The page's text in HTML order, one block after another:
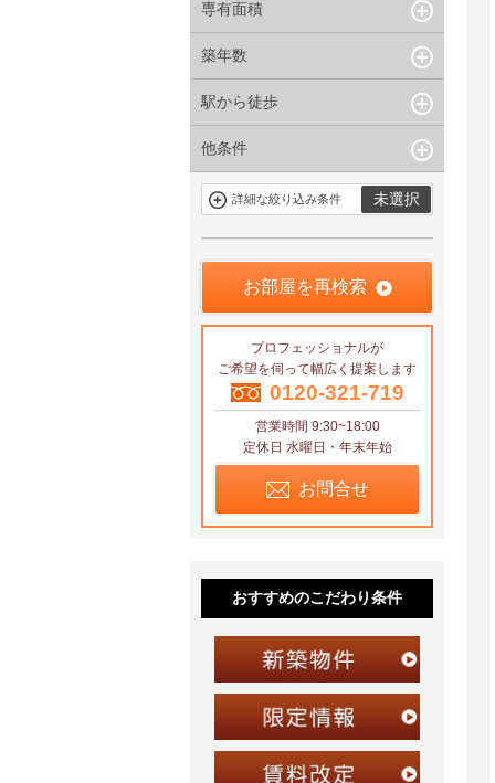
礼金なし
敷金なし
礼金１ヶ月以下
フリーレント付き
1R〜1K
1DK〜1LDK
4LDK〜
専有面積
指定なし
築年数
指定なし
5年以内
15年以内
駅から徒歩
指定なし
10分以内
15分以内
他条件
駐車場有
当社限定物件
まない
件
申込無し物件
のみ表示
詳細な絞り込み条件 未選択
お部屋を再検索
プロフェッショナルが
ご希望を伺って幅広く提案します
0120-321-719
営業時間 9:30~18:00
定休日 水曜日・年末年始
お問合せ
おすすめのこだわり条件